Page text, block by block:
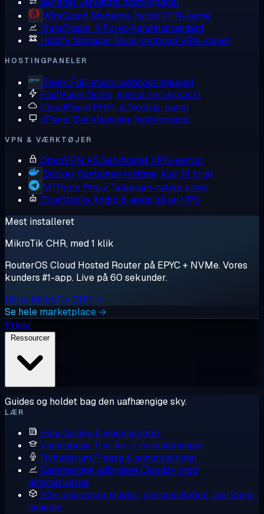
WireGuard Moderne, hurtig VPN-kerne
MetaTrader 4 Forex-handelsstandard
Hiddify Manager Multi-protokol VPN-panel
HOSTINGPANELER
Plesk Full-stack webhostingpanel
FastPanelGratis, hurtigt serverpanel
CloudPanel PHP- & Node.js-panel
cPanel Det klassiske hostingpanel
VPN & VÆRKTØJER
OpenVPN AS Selvhostet VPN-server
Docker Container-runtime, klar til brug
MTProto Proxy Telegram-native proxy
BlueStacks Android-apps på en VPS
Mest installeret
MikroTik CHR, med 1 klik
RouterOS Cloud Hosted Router på EPYC + NVMe. Vores
kunders #1-app. Live på 60 sekunder.
Udrul MikroTik CHR →
Se hele marketplace →
Priser
Ressourcer
Guides og holdet bag den uafhængige sky.
LÆR
Blog Guides & ingeniørnoter
Vidensbase Trin-for-trin-vejledninger
Nyhedsrum Presse & annonceringer
Sammenlign udbydereCloudzy mod
alternativerne
Alle ressourcer Guides, dokumentation, værktøjer,
nyheder